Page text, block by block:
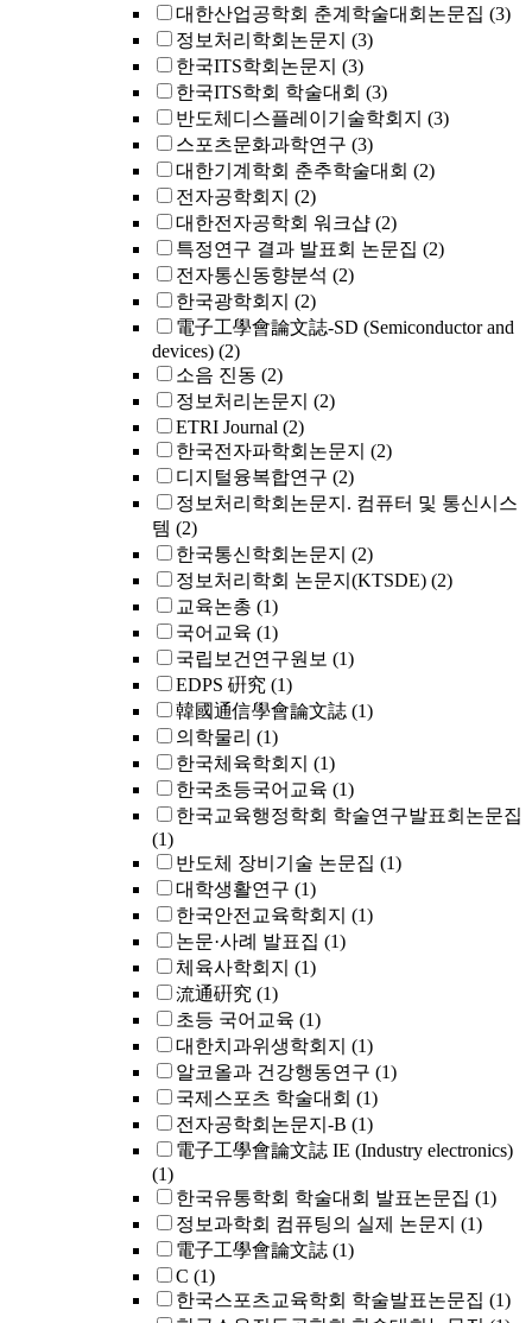
대한산업공학회 춘계학술대회논문집 (3)
정보처리학회논문지 (3)
한국ITS학회논문지 (3)
한국ITS학회 학술대회 (3)
반도체디스플레이기술학회지 (3)
스포츠문화과학연구 (3)
대한기계학회 춘추학술대회 (2)
전자공학회지 (2)
대한전자공학회 워크샵 (2)
특정연구 결과 발표회 논문집 (2)
전자통신동향분석 (2)
한국광학회지 (2)
電子工學會論文誌-SD (Semiconductor and
devices) (2)
소음 진동 (2)
정보처리논문지 (2)
ETRI Journal (2)
한국전자파학회논문지 (2)
디지털융복합연구 (2)
정보처리학회논문지. 컴퓨터 및 통신시스
템 (2)
한국통신학회논문지 (2)
정보처리학회 논문지(KTSDE) (2)
교육논총 (1)
국어교육 (1)
국립보건연구원보 (1)
EDPS 硏究 (1)
韓國通信學會論文誌 (1)
의학물리 (1)
한국체육학회지 (1)
한국초등국어교육 (1)
한국교육행정학회 학술연구발표회논문집
(1)
반도체 장비기술 논문집 (1)
대학생활연구 (1)
한국안전교육학회지 (1)
논문·사례 발표집 (1)
체육사학회지 (1)
流通硏究 (1)
초등 국어교육 (1)
대한치과위생학회지 (1)
알코올과 건강행동연구 (1)
국제스포츠 학술대회 (1)
전자공학회논문지-B (1)
電子工學會論文誌 IE (Industry electronics)
(1)
한국유통학회 학술대회 발표논문집 (1)
정보과학회 컴퓨팅의 실제 논문지 (1)
電子工學會論文誌 (1)
C (1)
한국스포츠교육학회 학술발표논문집 (1)